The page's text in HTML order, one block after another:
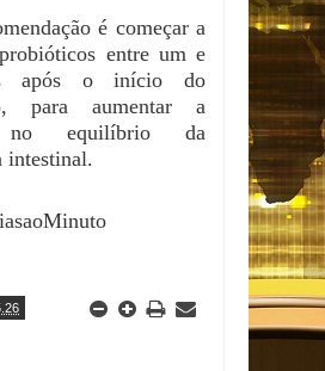
é começar a
entre um e
após o início do
para aumentar a
no equilíbrio da
intestinal.